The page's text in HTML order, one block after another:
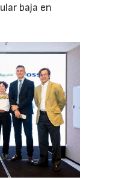
baja en